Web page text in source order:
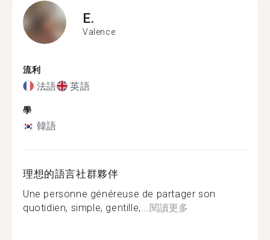
E.
Valence
流利
法語 英語
學
韓語
理想的語言社群夥伴
Une personne généreuse de partager son
quotidien, simple, gentille,...閱讀更多